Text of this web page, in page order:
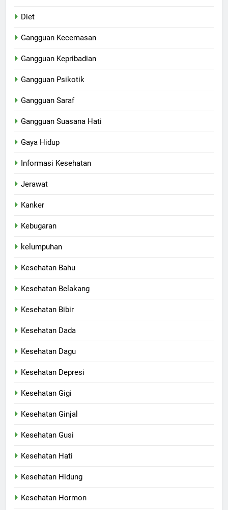
Diet
Gangguan Kecemasan
Gangguan Kepribadian
Gangguan Psikotik
Gangguan Saraf
Gangguan Suasana Hati
Gaya Hidup
Informasi Kesehatan
Jerawat
Kanker
Kebugaran
kelumpuhan
Kesehatan Bahu
Kesehatan Belakang
Kesehatan Bibir
Kesehatan Dada
Kesehatan Dagu
Kesehatan Depresi
Kesehatan Gigi
Kesehatan Ginjal
Kesehatan Gusi
Kesehatan Hati
Kesehatan Hidung
Kesehatan Hormon